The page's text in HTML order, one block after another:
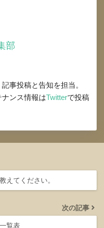
部
事投稿と告知を担当。
ンス情報はTwitterで投稿
えてください。
次の記事
覧表